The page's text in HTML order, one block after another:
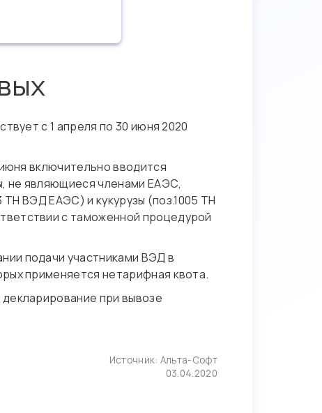
с 1 апреля по 30 июня 2020
включительно вводится
не являющиеся членами ЕАЭС,
ВЭД ЕАЭС) и кукурузы (поз.1005 ТН
с таможенной процедурой
подачи участниками ВЭД в
применяется нетарифная квота.
при вывозе
Источник: Альта-Софт
03.04.2020